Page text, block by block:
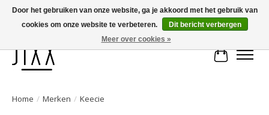
Voor 14.00 uur besteld, vandaag verstuurd | Gratis verzending vanaf € 75
Home / Merken / Keecie
Door het gebruiken van onze website, ga je akkoord met het gebruik van
cookies om onze website te verbeteren.
Dit bericht verbergen
Meer over cookies »